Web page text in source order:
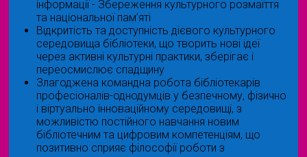
інформації - Збереження культурного розмаїття
та національної пам’яті
Відкритість та доступність дієвого культурного
середовища бібліотеки, що творить нові ідеї
через активні культурні практики, зберігає і
переосмислює спадщину
Злагоджена командна робота бібліотекарів
професіоналів-однодумців у безпечному, фізично
і віртуально інноваційному середовищі, з
можливістю постійного навчання новим
бібліотечним та цифровим компетенціям, що
позитивно сприяє філософії роботи з